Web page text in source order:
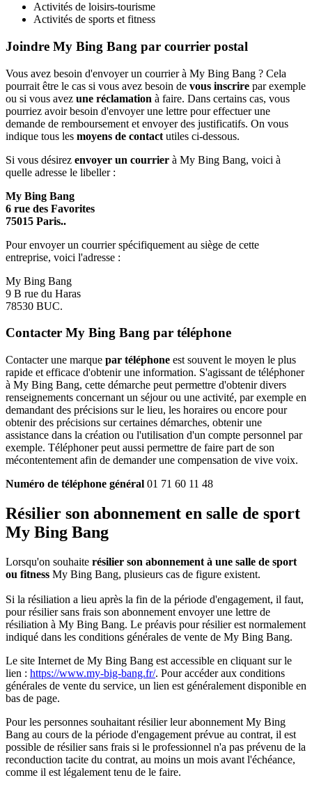
Activités de loisirs-tourisme
Activités de sports et fitness
Joindre My Bing Bang par courrier postal
Vous avez besoin d'envoyer un courrier à My Bing Bang ? Cela
pourrait être le cas si vous avez besoin de vous inscrire par exemple
ou si vous avez une réclamation à faire. Dans certains cas, vous
pourriez avoir besoin d'envoyer une lettre pour effectuer une
demande de remboursement et envoyer des justificatifs. On vous
indique tous les moyens de contact utiles ci-dessous.
Si vous désirez envoyer un courrier à My Bing Bang, voici à
quelle adresse le libeller :
My Bing Bang
6 rue des Favorites
75015 Paris..
Pour envoyer un courrier spécifiquement au siège de cette
entreprise, voici l'adresse :
My Bing Bang
9 B rue du Haras
78530 BUC.
Contacter My Bing Bang par téléphone
Contacter une marque par téléphone est souvent le moyen le plus
rapide et efficace d'obtenir une information. S'agissant de téléphoner
à My Bing Bang, cette démarche peut permettre d'obtenir divers
renseignements concernant un séjour ou une activité, par exemple en
demandant des précisions sur le lieu, les horaires ou encore pour
obtenir des précisions sur certaines démarches, obtenir une
assistance dans la création ou l'utilisation d'un compte personnel par
exemple. Téléphoner peut aussi permettre de faire part de son
mécontentement afin de demander une compensation de vive voix.
Numéro de téléphone général 01 71 60 11 48
Résilier son abonnement en salle de sport
My Bing Bang
Lorsqu'on souhaite résilier son abonnement à une salle de sport
ou fitness My Bing Bang, plusieurs cas de figure existent.
Si la résiliation a lieu après la fin de la période d'engagement, il faut,
pour résilier sans frais son abonnement envoyer une lettre de
résiliation à My Bing Bang. Le préavis pour résilier est normalement
indiqué dans les conditions générales de vente de My Bing Bang.
Le site Internet de My Bing Bang est accessible en cliquant sur le
lien : https://www.my-big-bang.fr/. Pour accéder aux conditions
générales de vente du service, un lien est généralement disponible en
bas de page.
Pour les personnes souhaitant résilier leur abonnement My Bing
Bang au cours de la période d'engagement prévue au contrat, il est
possible de résilier sans frais si le professionnel n'a pas prévenu de la
reconduction tacite du contrat, au moins un mois avant l'échéance,
comme il est légalement tenu de le faire.